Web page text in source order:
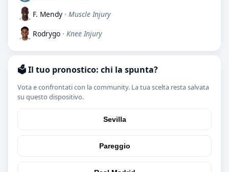
F. Mendy · Muscle Injury
Rodrygo · Knee Injury
🗳️ Il tuo pronostico: chi la spunta?
Vota e confrontati con la community. La tua scelta resta salvata
su questo dispositivo.
Sevilla
Pareggio